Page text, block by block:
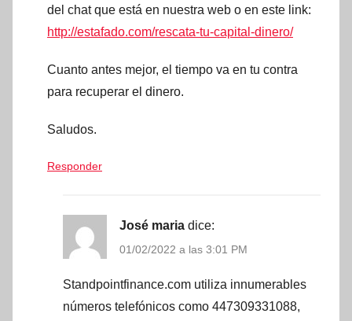
del chat que está en nuestra web o en este link:
http://estafado.com/rescata-tu-capital-dinero/
Cuanto antes mejor, el tiempo va en tu contra
para recuperar el dinero.
Saludos.
Responder
José maria dice:
01/02/2022 a las 3:01 PM
Standpointfinance.com utiliza innumerables
números telefónicos como 447309331088,